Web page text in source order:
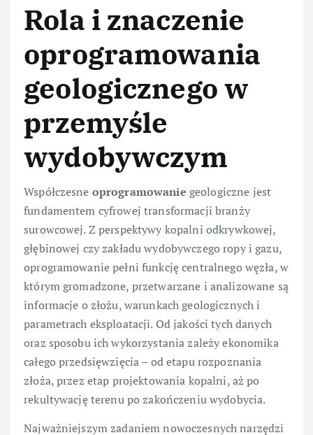
Rola i znaczenie
oprogramowania
geologicznego w
przemyśle
wydobywczym
Współczesne oprogramowanie geologiczne jest
fundamentem cyfrowej transformacji branży
surowcowej. Z perspektywy kopalni odkrywkowej,
głębinowej czy zakładu wydobywczego ropy i gazu,
oprogramowanie pełni funkcję centralnego węzła, w
którym gromadzone, przetwarzane i analizowane są
informacje o złożu, warunkach geologicznych i
parametrach eksploatacji. Od jakości tych danych
oraz sposobu ich wykorzystania zależy ekonomika
całego przedsięwzięcia – od etapu rozpoznania
złoża, przez etap projektowania kopalni, aż po
rekultywację terenu po zakończeniu wydobycia.
Najważniejszym zadaniem nowoczesnych narzędzi